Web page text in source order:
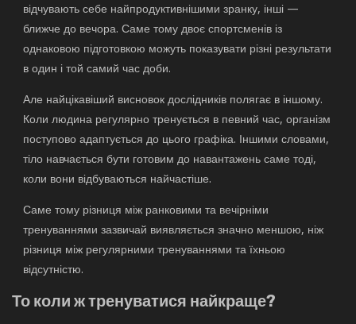
відчувають себе найпродуктивнішими зранку, інші —
ближче до вечора. Саме тому двоє спортсменів із
однаковою підготовкою можуть показувати різні результати
в один і той самий час доби.
Але найцікавіший висновок дослідників полягає в іншому.
Коли людина регулярно тренується в певний час, організм
поступово адаптується до цього графіка. Іншими словами,
тіло навчається бути готовим до навантажень саме тоді,
коли вони відбуваються найчастіше.
Саме тому різниця між ранковими та вечірніми
тренуваннями зазвичай виявляється значно меншою, ніж
різниця між регулярними тренуваннями та їхньою
відсутністю.
То коли ж тренуватися найкраще?